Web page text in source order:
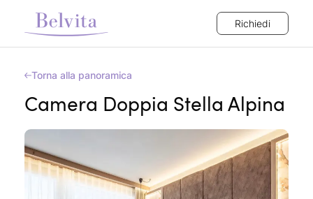
Richiedi
Torna alla panoramica
Camera Doppia Stella Alpina